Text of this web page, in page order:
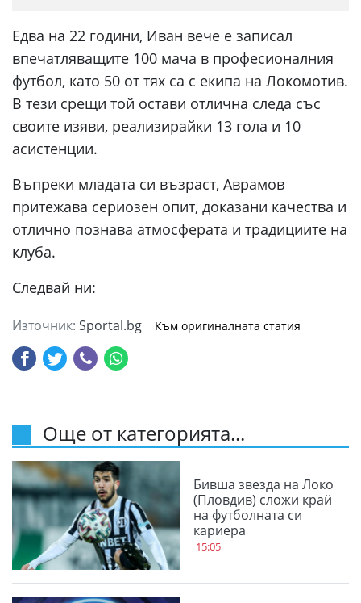
Едва на 22 години, Иван вече е записал
впечатляващите 100 мача в професионалния
футбол, като 50 от тях са с екипа на Локомотив.
В тези срещи той остави отлична следа със
своите изяви, реализирайки 13 гола и 10
асистенции.
Въпреки младата си възраст, Аврамов
притежава сериозен опит, доказани качества и
отлично познава атмосферата и традициите на
клуба.
Следвай ни:
Източник: Sportal.bg Към оригиналната статия
Още от категорията...
Бивша звезда на Локо
(Пловдив) сложи край
на футболната си
кариера
15:05